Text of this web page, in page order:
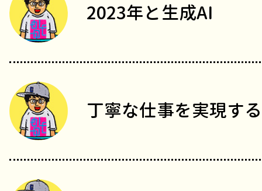
2023年と生成AI
丁寧な仕事を実現す